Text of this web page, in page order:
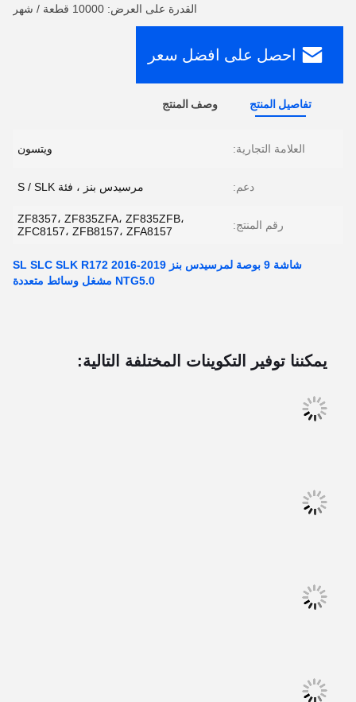
القدرة على العرض: 10000 قطعة / شهر
احصل على افضل سعر
تفاصيل المنتج وصف المنتج
العلامة التجارية: ويتسون
دعم: مرسيدس بنز ، فئة S / SLK
رقم المنتج:
ZF8357، ZF835ZFA، ZF835ZFB،
ZFC8157، ZFB8157، ZFA8157
شاشة 9 بوصة لمرسيدس بنز SL SLC SLK R172 2016-2019
NTG5.0 مشغل وسائط متعددة
يمكننا توفير التكوينات المختلفة التالية: